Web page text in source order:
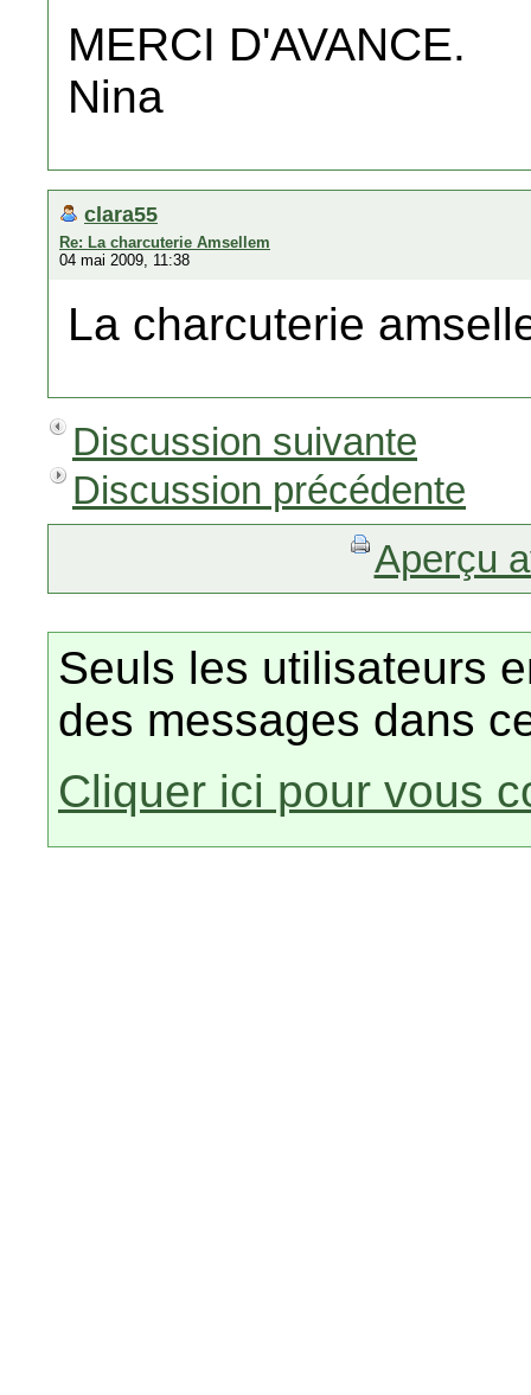
MERCI D'AVANCE.
Nina
clara55
Re: La charcuterie Amsellem
04 mai 2009, 11:38
La charcuterie
Discussion suivante
Discussion précédente
Aperçu
Seuls les utilisateurs
des messages dans
Cliquer ici pour vous